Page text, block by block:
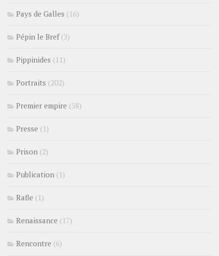
Pays de Galles (16)
Pépin le Bref(3)
Pippinides (11)
Portraits (202)
Premier empire (58)
Presse (1)
Prison (2)
Publication (1)
Rafle (1)
Renaissance (17)
Rencontre (6)